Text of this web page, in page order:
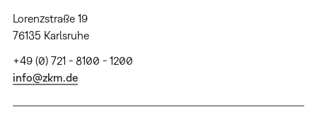
Lorenzstraße 19
76135 Karlsruhe
+49 (0) 721 - 8100 - 1200
info@zkm.de